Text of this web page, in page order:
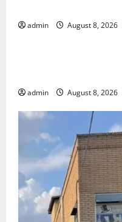
admin August 8, 2026
POLICIACA
admin August 8, 2026